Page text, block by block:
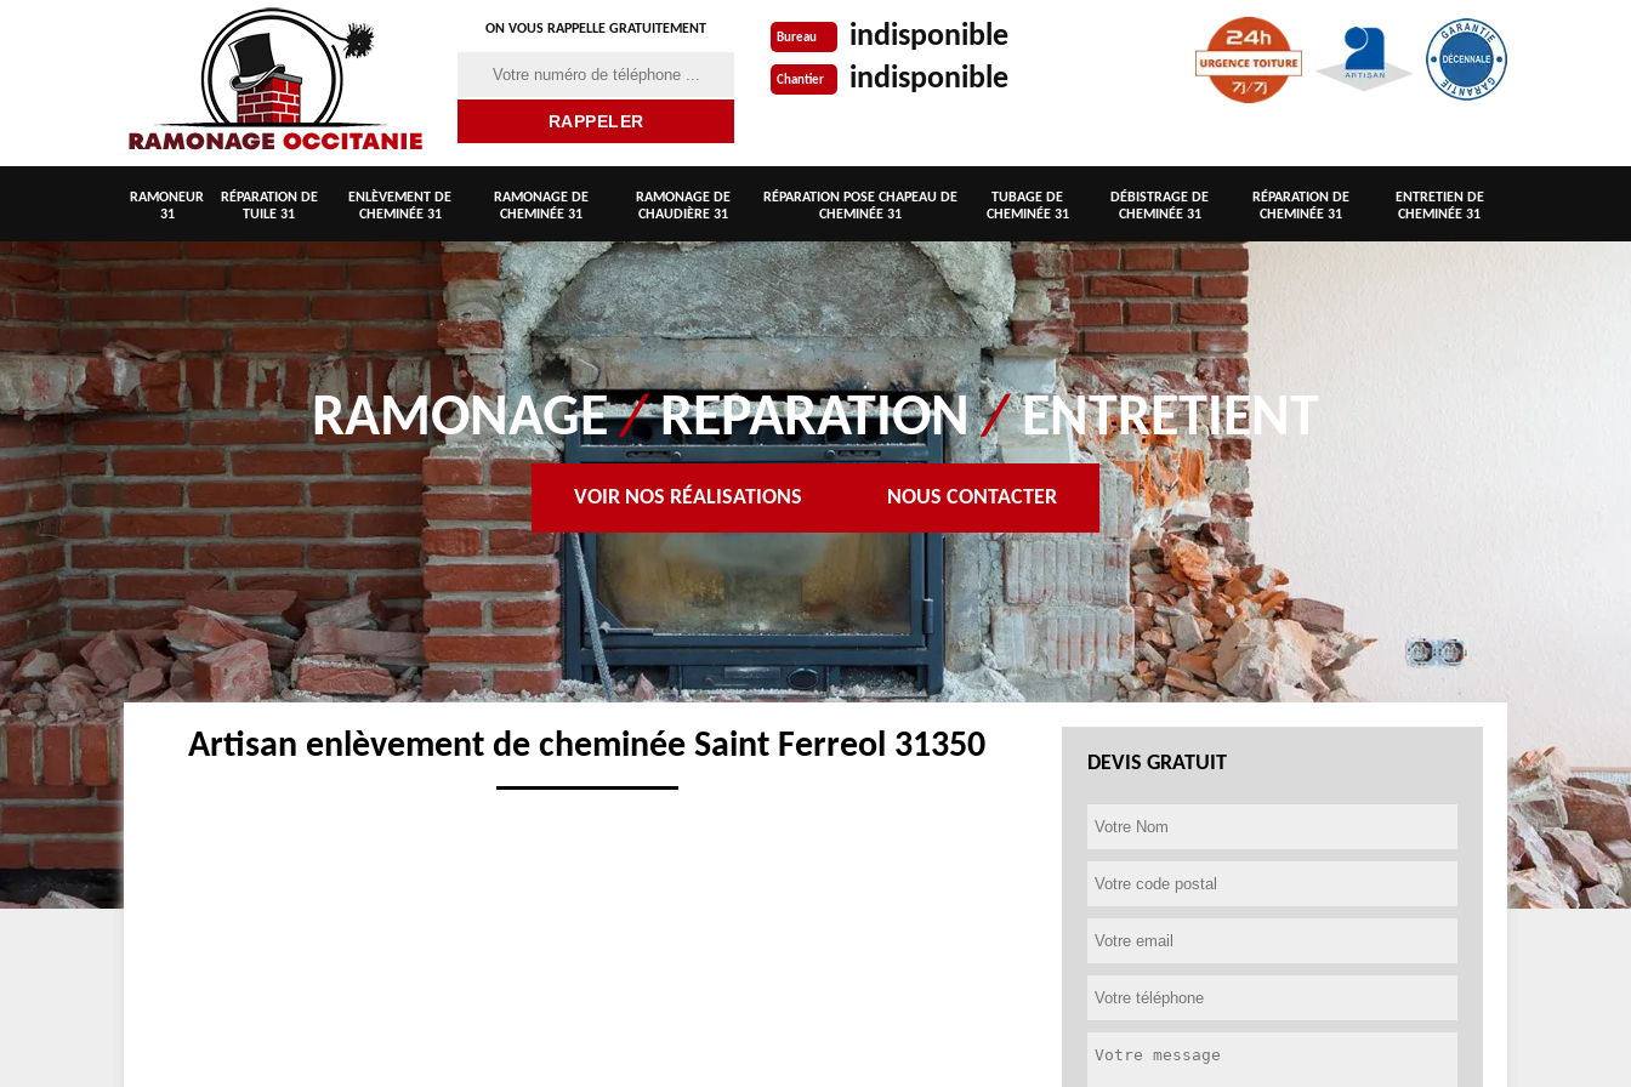
ON VOUS RAPPELLE GRATUITEMENT
Bureau indisponible
Chantier indisponible
RAMONEUR
31
RÉPARATION DE
TUILE 31
ENLÈVEMENT DE
CHEMINÉE 31
RAMONAGE DE
CHEMINÉE 31
RAMONAGE DE
CHAUDIÈRE 31
RÉPARATION POSE CHAPEAU DE
CHEMINÉE 31
TUBAGE DE
CHEMINÉE 31
DÉBISTRAGE DE
CHEMINÉE 31
RÉPARATION DE
CHEMINÉE 31
ENTRETIEN DE
CHEMINÉE 31
RAMONAGE/REPARATION/ENTRETIENT
VOIR NOS RÉALISATIONS NOUS CONTACTER
Artisan enlèvement de cheminée Saint Ferreol 31350 DEVIS GRATUIT